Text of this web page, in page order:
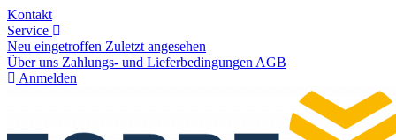
Kontakt
Service
Neu eingetroffen Zuletzt angesehen
Über uns Zahlungs- und Lieferbedingungen AGB
Anmelden